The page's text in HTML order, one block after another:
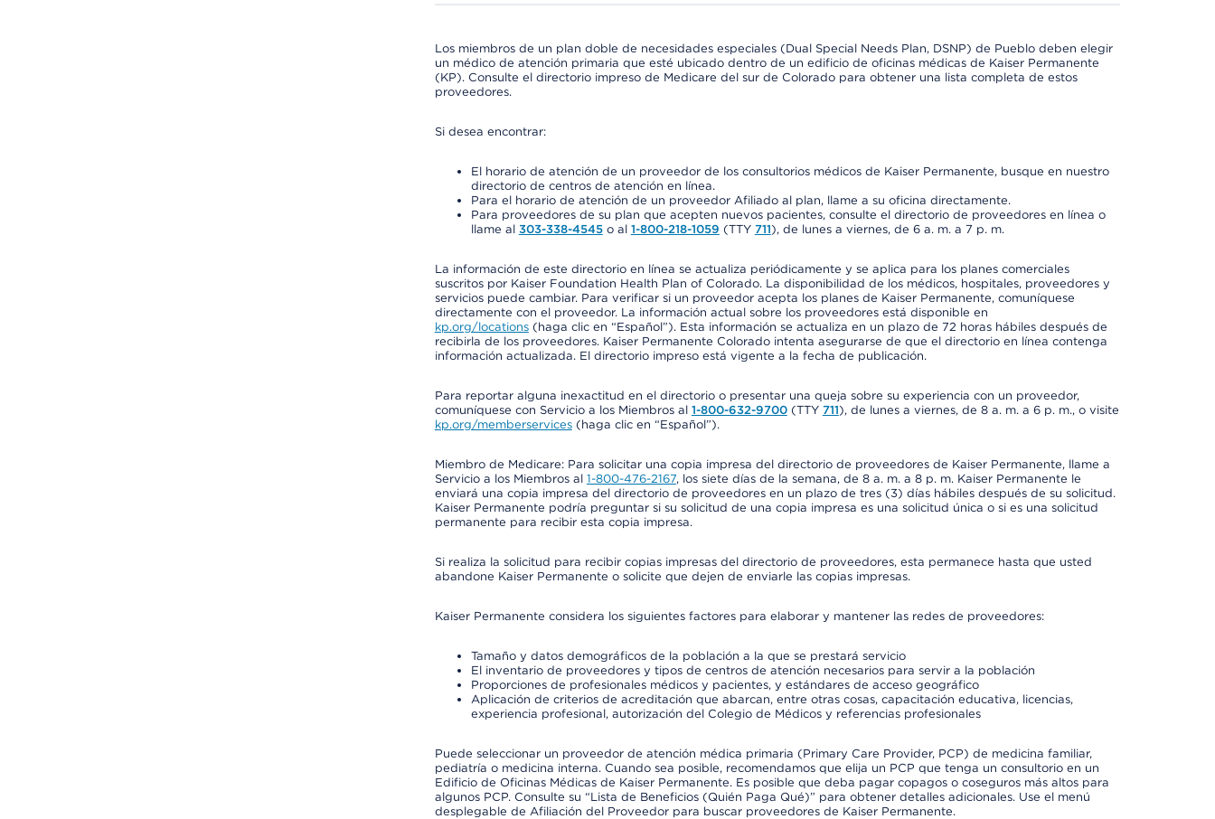
Los miembros de un plan doble de necesidades especiales (Dual Special Needs Plan, DSNP) de Pueblo deben elegir
un médico de atención primaria que esté ubicado dentro de un edificio de oficinas médicas de Kaiser Permanente
(KP). Consulte el directorio impreso de Medicare del sur de Colorado para obtener una lista completa de estos
proveedores.
Si desea encontrar:
El horario de atención de un proveedor de los consultorios médicos de Kaiser Permanente, busque en nuestro
directorio de centros de atención en línea.
Para el horario de atención de un proveedor Afiliado al plan, llame a su oficina directamente.
Para proveedores de su plan que acepten nuevos pacientes, consulte el directorio de proveedores en línea o
llame al 303-338-4545o al 1-800-218-1059 (TTY 711), de lunes a viernes, de 6 a. m. a 7 p. m.
La información de este directorio en línea se actualiza periódicamente y se aplica para los planes comerciales
suscritos por Kaiser Foundation Health Plan of Colorado. La disponibilidad de los médicos, hospitales, proveedores y
servicios puede cambiar. Para verificar si un proveedor acepta los planes de Kaiser Permanente, comuníquese
directamente con el proveedor. La información actual sobre los proveedores está disponible en
kp.org/locations(haga clic en “Español”). Esta información se actualiza en un plazo de 72 horas hábiles después de
recibirla de los proveedores. Kaiser Permanente Colorado intenta asegurarse de que el directorio en línea contenga
información actualizada. El directorio impreso está vigente a la fecha de publicación.
Para reportar alguna inexactitud en el directorio o presentar una queja sobre su experiencia con un proveedor,
comuníquese con Servicio a los Miembros al 1-800-632-9700(TTY 711), de lunes a viernes, de 8 a. m. a 6 p. m., o visite
kp.org/memberservices(haga clic en “Español”).
Miembro de Medicare: Para solicitar una copia impresa del directorio de proveedores de Kaiser Permanente, llame a
Servicio a los Miembros al 1-800-476-2167, los siete días de la semana, de 8 a. m. a 8 p. m. Kaiser Permanente le
enviará una copia impresa del directorio de proveedores en un plazo de tres (3) días hábiles después de su solicitud.
Kaiser Permanente podría preguntar si su solicitud de una copia impresa es una solicitud única o si es una solicitud
permanente para recibir esta copia impresa.
Si realiza la solicitud para recibir copias impresas del directorio de proveedores, esta permanece hasta que usted
abandone Kaiser Permanente o solicite que dejen de enviarle las copias impresas.
Kaiser Permanente considera los siguientes factores para elaborar y mantener las redes de proveedores:
Tamaño y datos demográficos de la población a la que se prestará servicio
El inventario de proveedores y tipos de centros de atención necesarios para servir a la población
Proporciones de profesionales médicos y pacientes, y estándares de acceso geográfico
Aplicación de criterios de acreditación que abarcan, entre otras cosas, capacitación educativa, licencias,
experiencia profesional, autorización del Colegio de Médicos y referencias profesionales
Puede seleccionar un proveedor de atención médica primaria (Primary Care Provider, PCP) de medicina familiar,
pediatría o medicina interna. Cuando sea posible, recomendamos que elija un PCP que tenga un consultorio en un
Edificio de Oficinas Médicas de Kaiser Permanente. Es posible que deba pagar copagos o coseguros más altos para
algunos PCP. Consulte su “Lista de Beneficios (Quién Paga Qué)” para obtener detalles adicionales. Use el menú
desplegable de Afiliación del Proveedor para buscar proveedores de Kaiser Permanente.